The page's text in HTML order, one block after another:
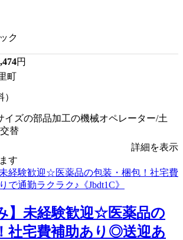
ク
円
町
イズの部品加工の機械オペレーター/土
替
詳細を表示
す
】未経験歓迎☆医薬品の
社宅費補助あり◎送迎あ